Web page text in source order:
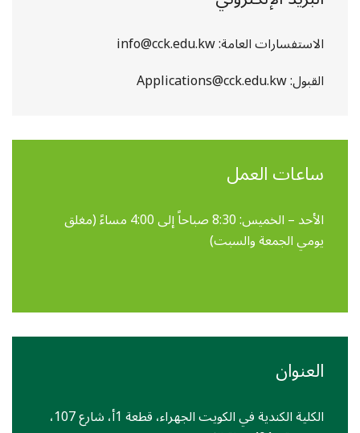
الاستفسارات العامة:info@cck.edu.kw
القبول: Applications@cck.edu.kw
ساعات العمل
الأحد – الخميس: 8:30 صباحاً إلى 4:00 مساءً (مغلق
يومي الجمعة والسبت)
العنوان
الكلية الكندية في الكويت الجهراء، قطعة 1أ، شارع 107،